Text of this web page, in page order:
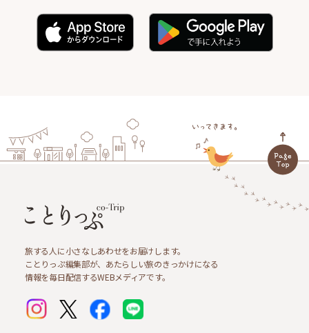
旅する人に小さなしあわせをお届けします。
ことりっぷ編集部が、あたらしい旅のきっかけになる
情報を毎日配信するWEBメディアです。